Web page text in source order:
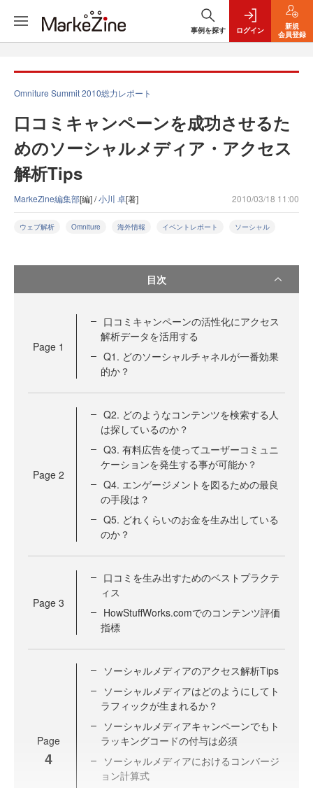
事例を探す ログイン
新規
会員登録
Omniture Summit 2010総力レポート
口コミキャンペーンを成功させるた
めのソーシャルメディア・アクセス
解析Tips
MarkeZine編集部[編] /小川 卓[著] 2010/03/18 11:00
ウェブ解析 Omniture 海外情報 イベントレポート ソーシャル
目次
Page 1
口コミキャンペーンの活性化にアクセス
解析データを活用する
Q1. どのソーシャルチャネルが一番効果
的か？
Page 2
Q2. どのようなコンテンツを検索する人
は探しているのか？
Q3. 有料広告を使ってユーザーコミュニ
ケーションを発生する事が可能か？
Q4. エンゲージメントを図るための最良
の手段は？
Q5. どれくらいのお金を生み出している
のか？
Page 3
口コミを生み出すためのベストプラクテ
ィス
HowStuffWorks.comでのコンテンツ評価
指標
Page
4
ソーシャルメディアのアクセス解析Tips
ソーシャルメディアはどのようにしてト
ラフィックが生まれるか？
ソーシャルメディアキャンペーンでもト
ラッキングコードの付与は必須
ソーシャルメディアにおけるコンバージ
ョン計算式